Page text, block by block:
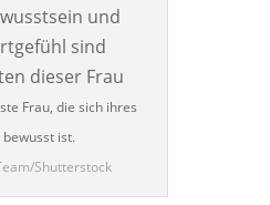
Frau, die sich ihres
ist.
Shutterstock